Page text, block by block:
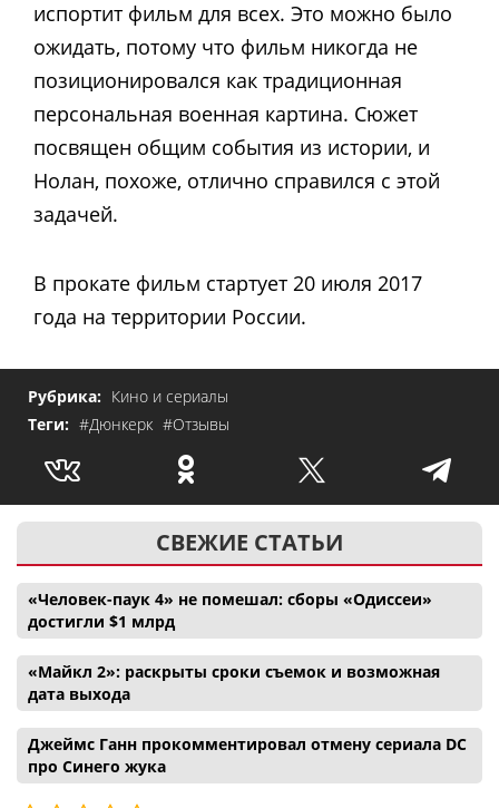
испортит фильм для всех. Это можно было
ожидать, потому что фильм никогда не
позиционировался как традиционная
персональная военная картина. Сюжет
посвящен общим события из истории, и
Нолан, похоже, отлично справился с этой
задачей.
В прокате фильм стартует 20 июля 2017
года на территории России.
Рубрика: Кино и сериалы
Теги: #Дюнкерк #Отзывы
СВЕЖИЕ СТАТЬИ
«Человек-паук 4» не помешал: сборы «Одиссеи»
достигли $1 млрд
«Майкл 2»: раскрыты сроки съемок и возможная
дата выхода
Джеймс Ганн прокомментировал отмену сериала DC
про Синего жука